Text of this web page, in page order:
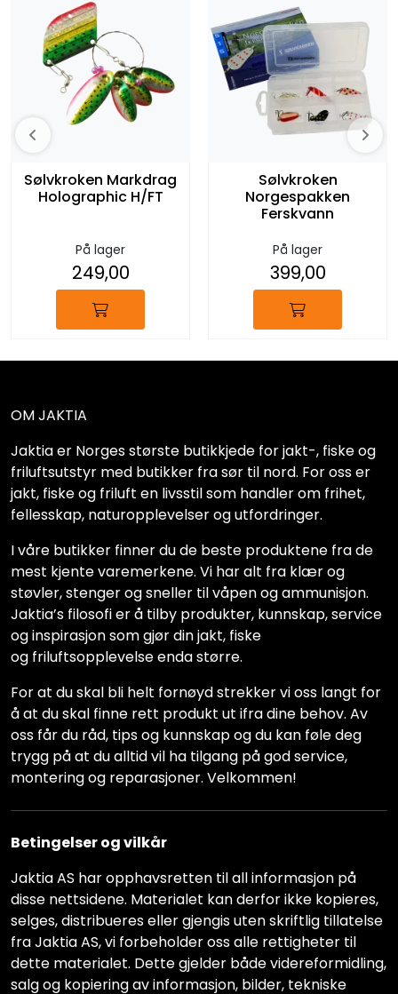
Sølvkroken Markdrag
Holographic H/FT
På lager
249,00
Sølvkroken
Norgespakken
Ferskvann
På lager
399,00
OM JAKTIA
Jaktia er Norges største butikkjede for jakt-, fiske og
friluftsutstyr med butikker fra sør til nord. For oss er
jakt, fiske og friluft en livsstil som handler om frihet,
fellesskap, naturopplevelser og utfordringer.
I våre butikker finner du de beste produktene fra de
mest kjente varemerkene. Vi har alt fra klær og
støvler, stenger og sneller til våpen og ammunisjon.
Jaktia’s filosofi er å tilby produkter, kunnskap, service
og inspirasjon som gjør din jakt, fiske
og friluftsopplevelse enda større.
For at du skal bli helt fornøyd strekker vi oss langt for
å at du skal finne rett produkt ut ifra dine behov. Av
oss får du råd, tips og kunnskap og du kan føle deg
trygg på at du alltid vil ha tilgang på god service,
montering og reparasjoner. Velkommen!
Betingelser og vilkår
Jaktia AS har opphavsretten til all informasjon på
disse nettsidene. Materialet kan derfor ikke kopieres,
selges, distribueres eller gjengis uten skriftlig tillatelse
fra Jaktia AS, vi forbeholder oss alle rettigheter til
dette materialet. Dette gjelder både videreformidling,
salg og kopiering av informasjon, bilder, tekniske